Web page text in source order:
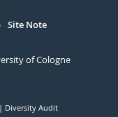
Site Note
of Cologne
Diversity Audit